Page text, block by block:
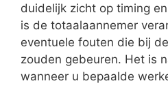
duidelijk zicht op timing
is de totaalaannemer
eventuele fouten die bij
zouden gebeuren. Het is
wanneer u bepaalde